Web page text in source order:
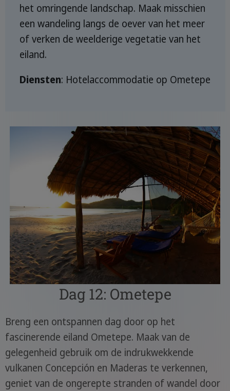
het omringende landschap. Maak misschien
een wandeling langs de oever van het meer
of verken de weelderige vegetatie van het
eiland.
Diensten: Hotelaccommodatie op Ometepe
Dag 12: Ometepe
Breng een ontspannen dag door op het
fascinerende eiland Ometepe. Maak van de
gelegenheid gebruik om de indrukwekkende
vulkanen Concepción en Maderas te verkennen,
geniet van de ongerepte stranden of wandel door